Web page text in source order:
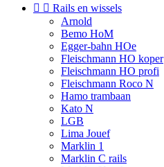
  Rails en wissels
Arnold
Bemo HoM
Egger-bahn HOe
Fleischmann HO koper
Fleischmann HO profi
Fleischmann Roco N
Hamo trambaan
Kato N
LGB
Lima Jouef
Marklin 1
Marklin C rails